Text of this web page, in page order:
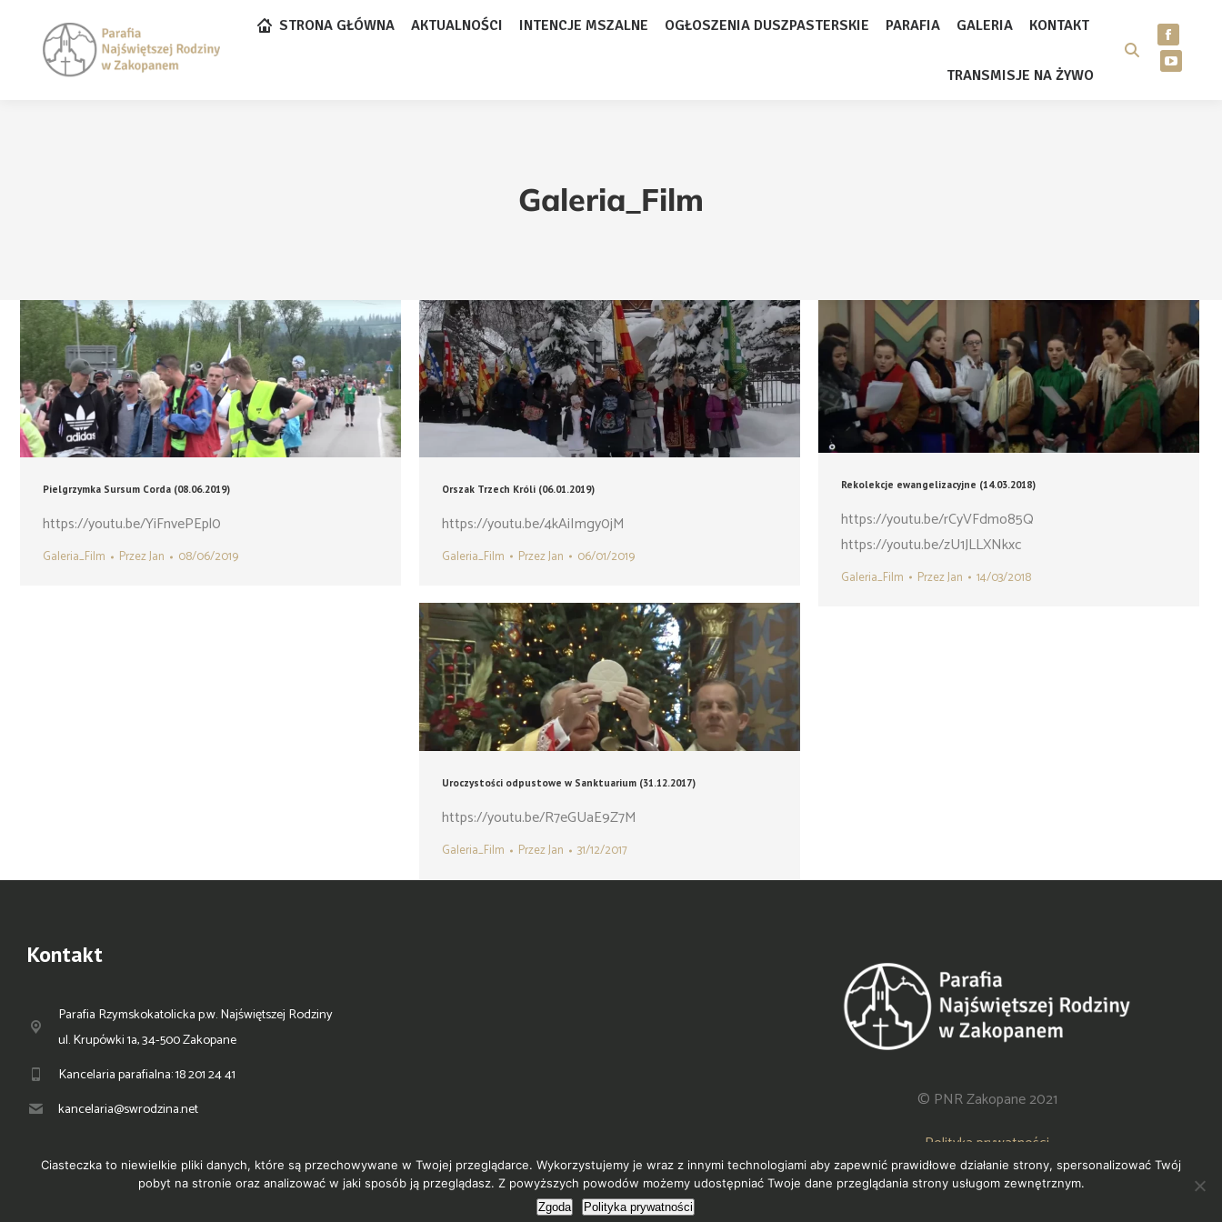
STRONA GŁÓWNA AKTUALNOŚCI INTENCJE MSZALNE OGŁOSZENIA DUSZPASTERSKIE PARAFIA GALERIA KONTAKT
TRANSMISJE NA ŻYWO
Galeria_Film
Pielgrzymka Sursum Corda (08.06.2019)
https://youtu.be/YiFnvePEpl0
Galeria_Film PrzezJan 08/06/2019
Orszak Trzech Króli (06.01.2019)
https://youtu.be/4kAiImgy0jM
Galeria_Film PrzezJan 06/01/2019
Rekolekcje ewangelizacyjne (14.03.2018)
https://youtu.be/rCyVFdmo85Q
https://youtu.be/zU1JLLXNkxc
Galeria_Film PrzezJan 14/03/2018
Uroczystości odpustowe w Sanktuarium (31.12.2017)
https://youtu.be/R7eGUaE9Z7M
Galeria_Film PrzezJan 31/12/2017
Kontakt
Parafia Rzymskokatolicka p.w. Najświętszej Rodziny
ul. Krupówki 1a, 34-500 Zakopane
Kancelaria parafialna: 18 201 24 41
kancelaria@swrodzina.net
© PNR Zakopane 2021
Polityka prywatności
Ciasteczka to niewielkie pliki danych, które są przechowywane w Twojej przeglądarce. Wykorzystujemy je wraz z innymi technologiami aby zapewnić prawidłowe działanie strony, spersonalizować Twój
pobyt na stronie oraz analizować w jaki sposób ją przeglądasz. Z powyższych powodów możemy udostępniać Twoje dane przeglądania strony usługom zewnętrznym.
Zgoda Polityka prywatności